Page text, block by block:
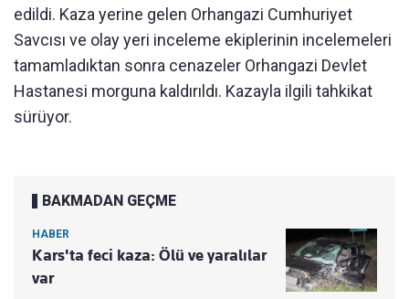
edildi. Kaza yerine gelen Orhangazi Cumhuriyet
Savcısı ve olay yeri inceleme ekiplerinin incelemeleri
tamamladıktan sonra cenazeler Orhangazi Devlet
Hastanesi morguna kaldırıldı. Kazayla ilgili tahkikat
sürüyor.
BAKMADAN GEÇME
HABER
Kars'ta feci kaza: Ölü ve yaralılar
var